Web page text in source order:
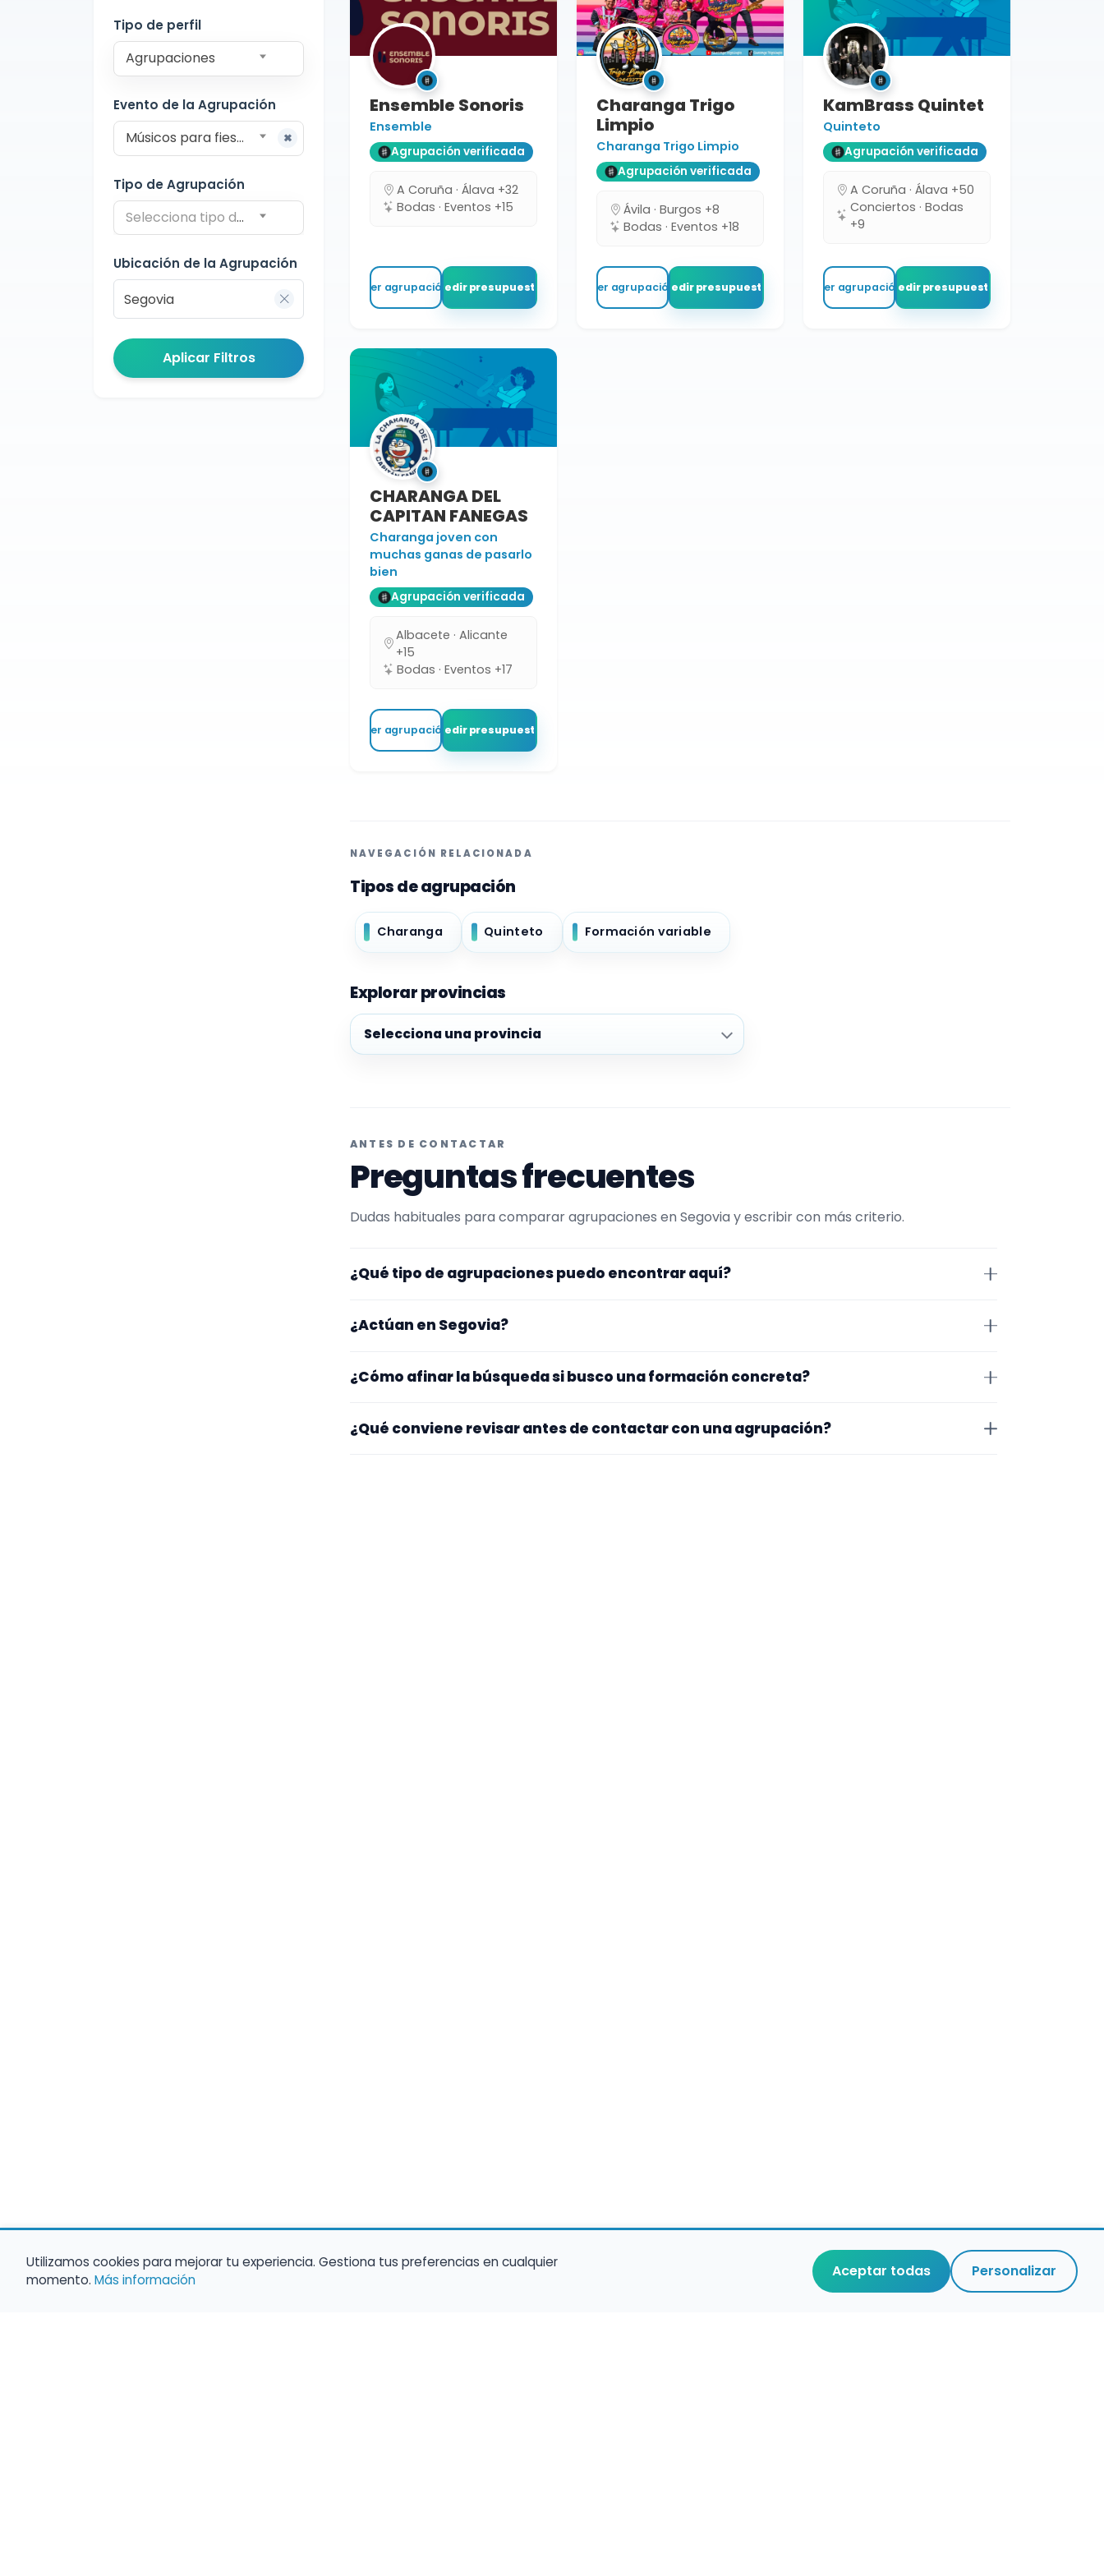
Tipo de perfil
Agrupaciones
Evento de la Agrupación
Músicos para fiestas
Tipo de Agrupación
Selecciona tipo de agrupación
Ubicación de la Agrupación
Aplicar Filtros
Ensemble Sonoris
Ensemble
Agrupación verificada
A Coruña · Álava +32
Bodas · Eventos +15
Ver agrupaciónPedir presupuesto
Charanga Trigo
Limpio
Charanga Trigo Limpio
Agrupación verificada
Ávila · Burgos +8
Bodas · Eventos +18
Ver agrupaciónPedir presupuesto
KamBrass Quintet
Quinteto
Agrupación verificada
A Coruña · Álava +50
Conciertos · Bodas
+9
Ver agrupaciónPedir presupuesto
CHARANGA DEL
CAPITAN FANEGAS
Charanga joven con
muchas ganas de pasarlo
bien
Agrupación verificada
Albacete · Alicante
+15
Bodas · Eventos +17
Ver agrupaciónPedir presupuesto
NAVEGACIÓN RELACIONADA
Tipos de agrupación
Charanga Quinteto Formación variable
Explorar provincias
Explorar provincias
ANTES DE CONTACTAR
Preguntas frecuentes
Dudas habituales para comparar agrupaciones en Segovia y escribir con más criterio.
¿Qué tipo de agrupaciones puedo encontrar aquí?
repertorio, tamaño de la formación y vídeos antes de decidir.
¿Actúan en Segovia?
zona y otros se desplazan, así que merece la pena confirmar lugar exacto, horarios y
¿Cómo afinar la búsqueda si busco una formación concreta?
tipo de agrupación para quedarte con opciones más cercanas a lo que buscas.
¿Qué conviene revisar antes de contactar con una agrupación?
Utilizamos cookies para mejorar tu experiencia. Gestiona tus preferencias en cualquier
momento. Más información Aceptar todas Personalizar